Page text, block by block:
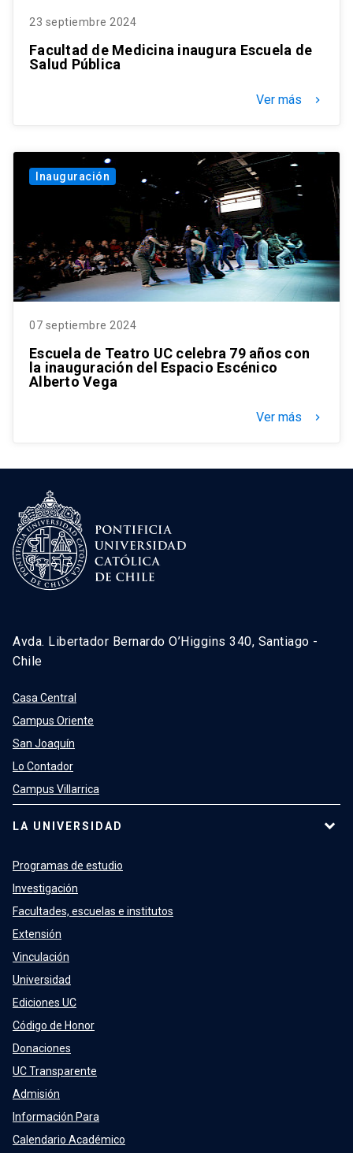
23 septiembre 2024
Facultad de Medicina inaugura Escuela de
Salud Pública
Ver más keyboard_arrow_right
Inauguración
07 septiembre 2024
Escuela de Teatro UC celebra 79 años con
la inauguración del Espacio Escénico
Alberto Vega
Ver más keyboard_arrow_right
Avda. Libertador Bernardo O’Higgins 340, Santiago -
Chile
Casa Central
Campus Oriente
San Joaquín
Lo Contador
Campus Villarrica
LA UNIVERSIDAD
Programas de estudio
Investigación
Facultades, escuelas e institutos
Extensión
Vinculación
Universidad
Ediciones UC
Código de Honor
Donaciones
UC Transparente
Admisión
Información Para
Calendario Académico